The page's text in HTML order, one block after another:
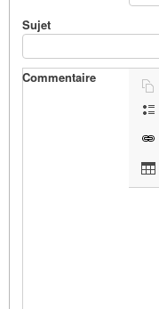
Sujet
Commentaire